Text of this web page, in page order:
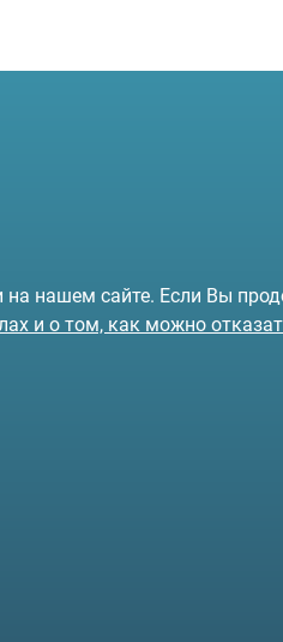
нашем сайте. Если Вы
и о том, как можно